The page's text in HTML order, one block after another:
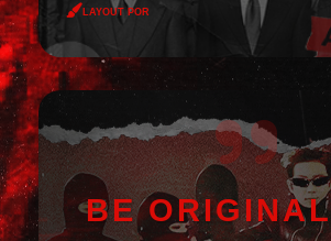
Layout por
BE